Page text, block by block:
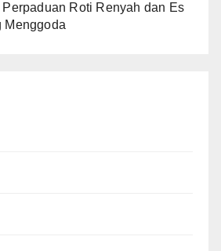
Roti Renyah dan Es
Menggoda